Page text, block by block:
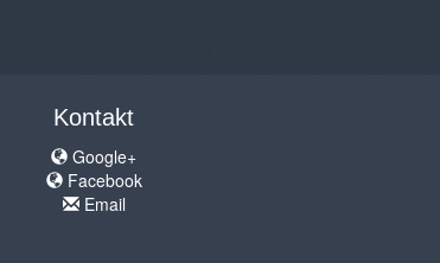
Kontakt
Google+
Facebook
Email